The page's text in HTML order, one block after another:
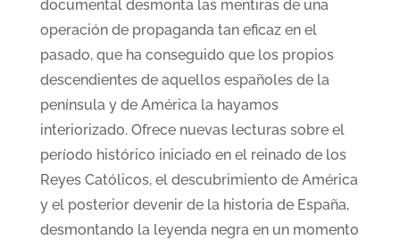
documental desmonta las mentiras de una
operación de propaganda tan eficaz en el
pasado, que ha conseguido que los propios
descendientes de aquellos españoles de la
península y de América la hayamos
interiorizado. Ofrece nuevas lecturas sobre el
período histórico iniciado en el reinado de los
Reyes Católicos, el descubrimiento de América
y el posterior devenir de la historia de España,
desmontando la leyenda negra en un momento